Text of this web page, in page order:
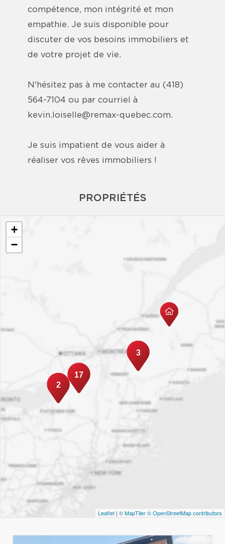
compétence, mon intégrité et mon
empathie. Je suis disponible pour
discuter de vos besoins immobiliers et
de votre projet de vie.
N'hésitez pas à me contacter au (418)
564-7104 ou par courriel à
kevin.loiselle@remax-quebec.com.
Je suis impatient de vous aider à
réaliser vos rêves immobiliers !
PROPRIÉTÉS
2
3
17
+
−
Leaflet | © MapTiler© OpenStreetMap contributors